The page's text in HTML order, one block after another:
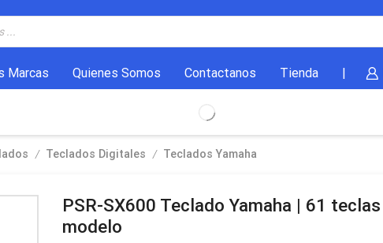
Marcas Quienes Somos Contactanos Tienda
/ Teclados Digitales / Teclados Yamaha
PSR-SX600 Teclado Yamaha | 61
modelo